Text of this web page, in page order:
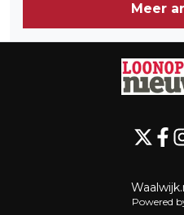
Meer
Powered